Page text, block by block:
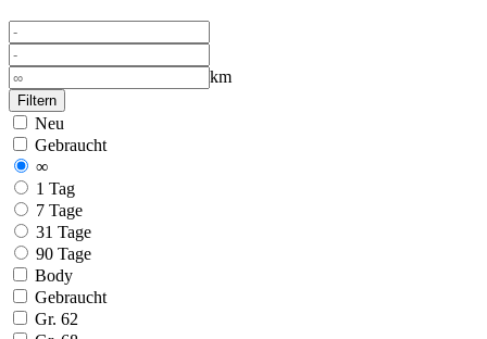
km
Filtern
Neu
Gebraucht
∞
1 Tag
7 Tage
31 Tage
90 Tage
Body
Gebraucht
Gr. 62